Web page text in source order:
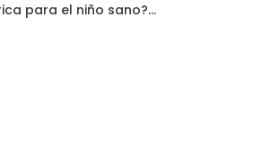
para el niño sano?...